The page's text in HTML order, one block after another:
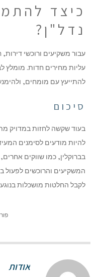
כיצד
נדל"ן?
עבור משקיעים ורוכשי
עליות מחירים חדות. מומלץ
להתייעץ עם מומחים,
סיכום
בעוד שקשה לחזות במדויק
להיות מודעים לסימנים
בברוקלין, כמו שווקים
המשקיעים והרוכשים לפעול
לקבל החלטות מושכלות
אודות